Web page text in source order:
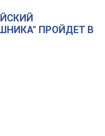
ПРОЙДЕТ В